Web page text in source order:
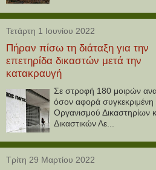
Τετάρτη 1 Ιουνίου 2022
Πήραν πίσω τη διάταξη για την
επετηρίδα δικαστών μετά την
κατακραυγή
Σε στροφή 180 μοιρών
όσον αφορά συγκεκριμένη
Οργανισμού Δικαστηρίων
Δικαστικών Λε...
Τρίτη 29 Μαρτίου 2022